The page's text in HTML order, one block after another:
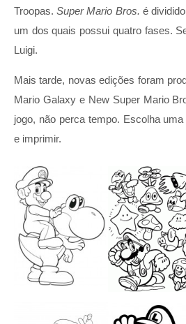
Troopas.Super Mario Bros. é
um dos quais possui quatro fases.
Luigi.
Mais tarde, novas edições foram
Mario Galaxy e New Super Mario
jogo, não perca tempo. Escolha
e imprimir.